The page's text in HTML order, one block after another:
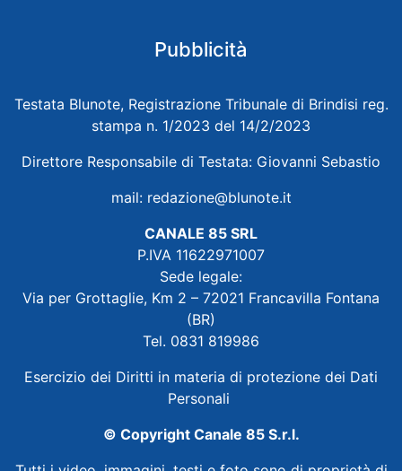
Pubblicità
Testata Blunote, Registrazione Tribunale di Brindisi reg.
stampa n. 1/2023 del 14/2/2023
Direttore Responsabile di Testata: Giovanni Sebastio
mail: redazione@blunote.it
CANALE 85 SRL
P.IVA 11622971007
Sede legale:
Via per Grottaglie, Km 2 – 72021 Francavilla Fontana
(BR)
Tel. 0831 819986
Esercizio dei Diritti in materia di protezione dei Dati
Personali
© Copyright Canale 85 S.r.l.